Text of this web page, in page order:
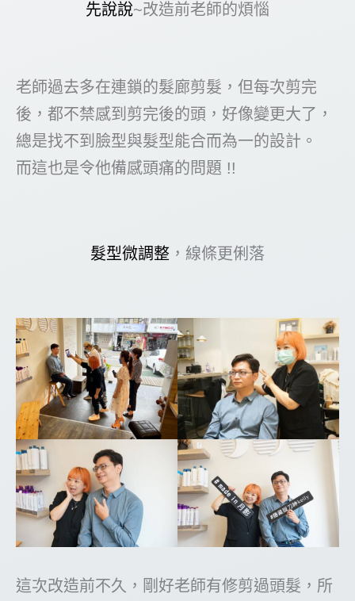
先說說~改造前老師的煩惱
老師過去多在連鎖的髮廊剪髮，但每次剪完
後，都不禁感到剪完後的頭，好像變更大了，
總是找不到臉型與髮型能合而為一的設計。
而這也是令他備感頭痛的問題 !!
髮型微調整 ，線條更俐落
這次改造前不久，剛好老師有修剪過頭髮，所